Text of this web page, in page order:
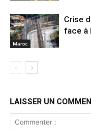
Maroc
Crise
face à
LAISSER UN